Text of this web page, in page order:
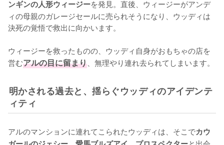
ンギンの人形ウィージーを発見。直後、ウィージーがアンデ
ィの母親のガレージセールに売られそうになり、ウッディは
決死の覚悟で救出に向かいます。
ウィージーを救ったものの、ウッディ自身がおもちゃの店を
営むアルの目に留まり 、無理やり連れ去られてしまいます。
明かされる過去と、揺らぐウッディのアイデンテ
ィティ
アルのマンションに連れてこられたウッディは、そこでカウ